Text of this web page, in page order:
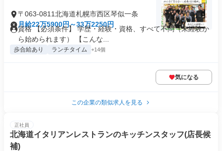
〒063-0811北海道札幌市西区琴似一条
月給22万5900円～33万2250円
資格 【必須条件】 学歴・経験・資格、すべて不問（未経験か
ら始められます） 【こんな...
歩合給あり ランチタイム +14個
気になる
この企業の類似求人を見る
正社員
北海道イタリアンレストランのキッチンスタッフ(店長候
補)